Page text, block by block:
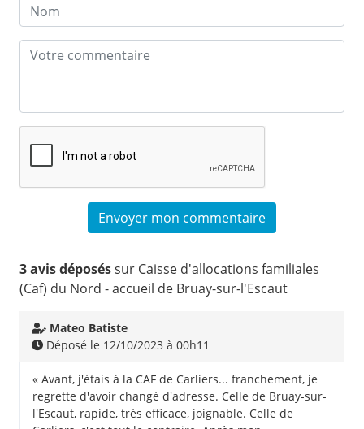
3 avis déposéssur Caisse d'allocations familiales
(Caf) du Nord - accueil de Bruay-sur-l'Escaut
Mateo Batiste
Déposé le 12/10/2023 à 00h11
« Avant, j'étais à la CAF de Carliers... franchement, je
regrette d'avoir changé d'adresse. Celle de Bruay-sur-
l'Escaut, rapide, très efficace, joignable. Celle de